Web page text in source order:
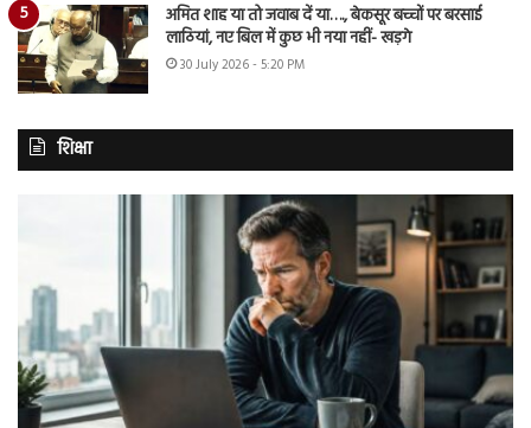
अमित शाह या तो जवाब दें या…., बेकसूर बच्चों पर बरसाई
लाठियां, नए बिल में कुछ भी नया नहीं- खड़गे
30 July 2026 - 5:20 PM
शिक्षा